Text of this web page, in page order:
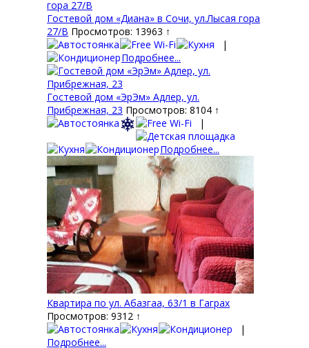
Гостевой дом «Диана» в Сочи, ул.Лысая гора
27/В Просмотров: 13963 ↑
|
Подробнее...
Гостевой дом «ЭрЭм» Адлер, ул.
Прибрежная, 23 Просмотров: 8104 ↑
|
Подробнее...
Квартира по ул. Абазгаа, 63/1 в Гаграх
Просмотров: 9312 ↑
|
Подробнее...